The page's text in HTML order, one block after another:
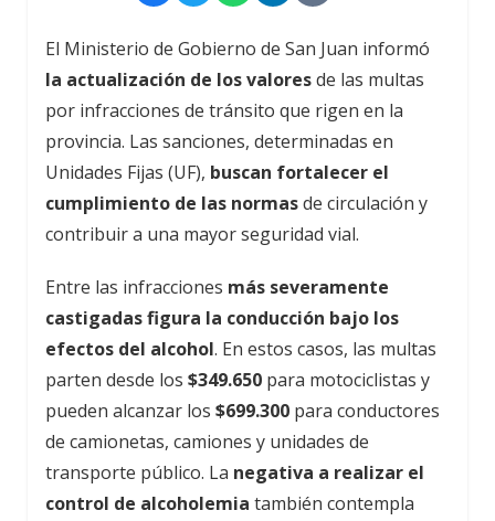
El Ministerio de Gobierno de San Juan informó
la actualización de los valoresde las multas
por infracciones de tránsito que rigen en la
provincia. Las sanciones, determinadas en
Unidades Fijas (UF), buscan fortalecer el
cumplimiento de las normasde circulación y
contribuir a una mayor seguridad vial.
Entre las infracciones más severamente
castigadas figura la conducción bajo los
efectos del alcohol. En estos casos, las multas
parten desde los $349.650 para motociclistas y
pueden alcanzar los $699.300 para conductores
de camionetas, camiones y unidades de
transporte público. La negativa a realizar el
control de alcoholemia también contempla